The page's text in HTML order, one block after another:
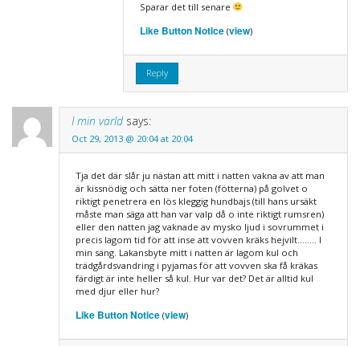
Sparar det till senare
Like Button Notice(view)
Reply
I min värld says:
Oct 29, 2013 @ 20:04 at 20:04
Tja det där slår ju nästan att mitt i natten vakna av att man
är kissnödig och sätta ner foten (fötterna) på golvet o
riktigt penetrera en lös kleggig hundbajs (till hans ursäkt
måste man säga att han var valp då o inte riktigt rumsren)
eller den natten jag vaknade av mysko ljud i sovrummet i
precis lagom tid för att inse att vovven kräks hejvilt…….. I
min säng. Lakansbyte mitt i natten är lagom kul och
trädgårdsvandring i pyjamas för att vovven ska få kräkas
färdigt är inte heller så kul. Hur var det? Det är alltid kul
med djur eller hur?
Like Button Notice(view)